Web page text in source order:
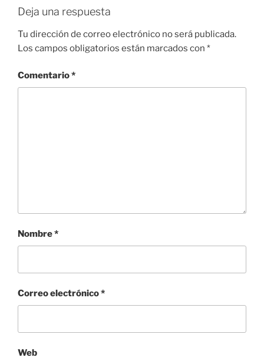
Deja una respuesta
Tu dirección de correo electrónico no será publicada.
Los campos obligatorios están marcados con *
Comentario*
Nombre*
Correo electrónico*
Web